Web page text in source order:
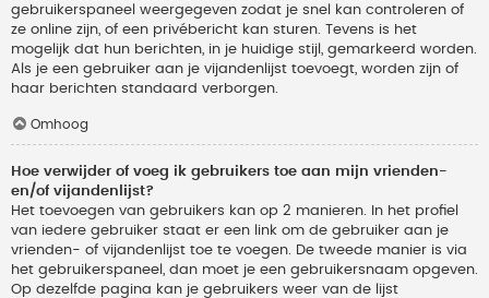
gebruikerspaneel weergegeven zodat je snel kan controleren of
ze online zijn, of een privébericht kan sturen. Tevens is het
mogelijk dat hun berichten, in je huidige stijl, gemarkeerd worden.
Als je een gebruiker aan je vijandenlijst toevoegt, worden zijn of
haar berichten standaard verborgen.
Omhoog
Hoe verwijder of voeg ik gebruikers toe aan mijn vrienden-
en/of vijandenlijst?
Het toevoegen van gebruikers kan op 2 manieren. In het profiel
van iedere gebruiker staat er een link om de gebruiker aan je
vrienden- of vijandenlijst toe te voegen. De tweede manier is via
het gebruikerspaneel, dan moet je een gebruikersnaam opgeven.
Op dezelfde pagina kan je gebruikers weer van de lijst